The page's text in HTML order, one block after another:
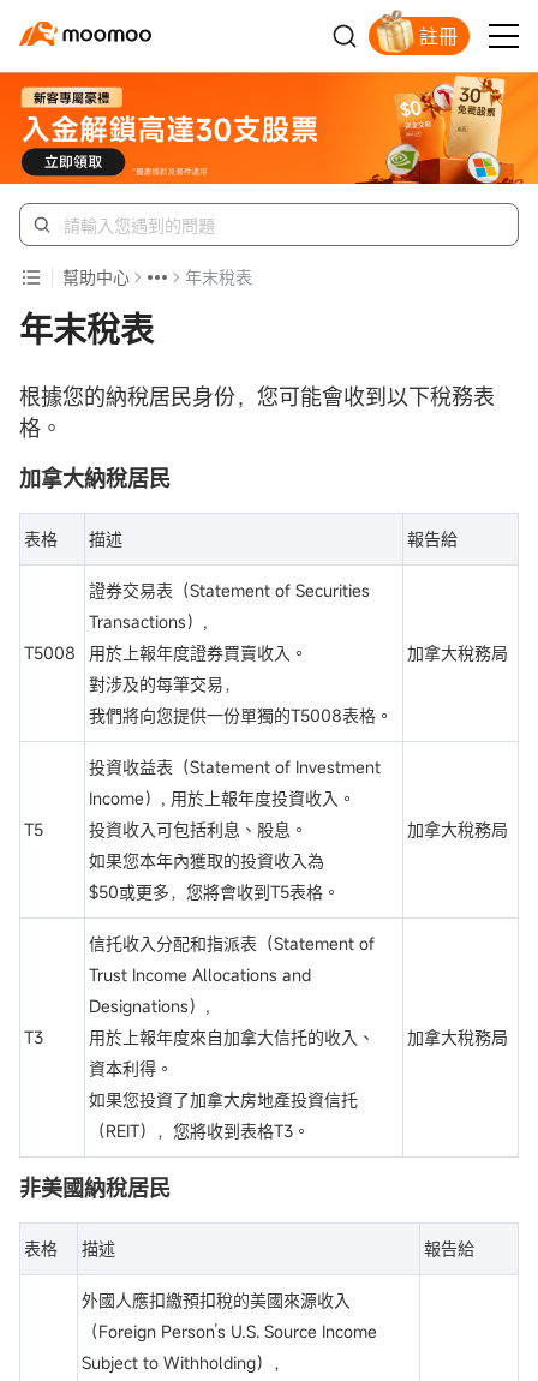
註冊
幫助中心 年末稅表
年末稅表
根據您的納稅居民身份，您可能會收到以下稅務表
格。
加拿大納稅居民
表格 描述 報告給
T5008
證券交易表（Statement of Securities
Transactions）,
用於上報年度證券買賣收入。
對涉及的每筆交易，
我們將向您提供一份單獨的T5008表格。
加拿大稅務局
T5
投資收益表（Statement of Investment
Income）, 用於上報年度投資收入。
投資收入可包括利息、股息。
如果您本年內獲取的投資收入為
$50或更多，您將會收到T5表格。
加拿大稅務局
T3
信托收入分配和指派表（Statement of
Trust Income Allocations and
Designations）,
用於上報年度來自加拿大信托的收入、
資本利得。
如果您投資了加拿大房地產投資信托
（REIT），您將收到表格T3。
加拿大稅務局
非美國納稅居民
表格 描述 報告給
外國人應扣繳預扣稅的美國來源收入
（Foreign Person’s U.S. Source Income
Subject to Withholding），